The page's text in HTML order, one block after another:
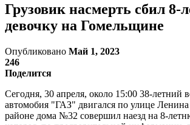
Грузовик насмерть сбил 8-
девочку на Гомельщине
Опубликовано Май 1, 2023
246
Поделится
Сегодня, 30 апреля, около 15:00 38-летний
автомобия "ГАЗ" двигался по улице
районе дома №32 совершил наезд на 8-